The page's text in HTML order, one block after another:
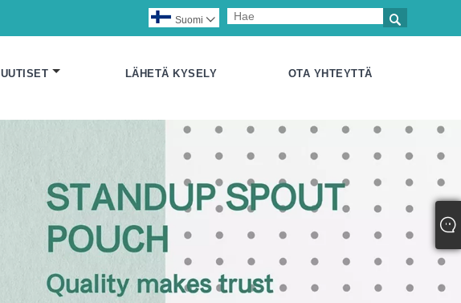

Suomi 
UUTISET LÄHETÄ KYSELY OTA YHTEYTTÄ